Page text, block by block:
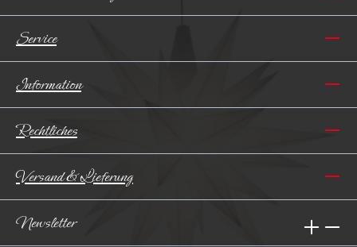
Service
Information
Rechtliches
Versand & Lieferung
Newsletter